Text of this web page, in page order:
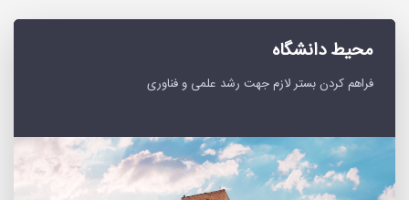
محیط دانشگاه
فراهم کردن بستر لازم جهت رشد علمی و فناوری